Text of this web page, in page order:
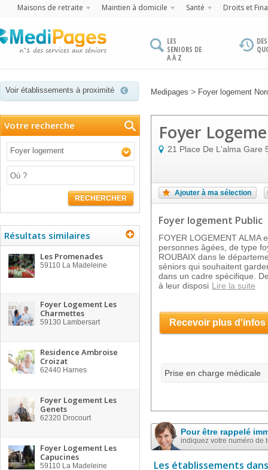
Maisons de retraite Maintien à domicile Santé Droits et
LES
SENIORS DE
A À Z
Voir établissements à proximité Medipages > Foyer logement
Votre recherche
Foyer logement
RECHERCHER
Résultats similaires
Les Promenades
59110 La Madeleine
Foyer Logement Les
Charmettes
59130 Lambersart
Residence Ambroise
Croizat
62440 Harnes
Foyer Logement Les
Genets
62320 Drocourt
Foyer Logement Les
Capucines
59110 La Madeleine
Foyer
21 Place De L'alma Gare
Ajouter à ma sélection
Foyer logement Public
FOYER LOGEMENT ALMA
personnes âgées, de type
ROUBAIX dans le
séniors qui souhaitent
dans un cadre spécifique.
à leur disposi Lire la suite
Recevoir plus d'infos
Prise en charge médicale
Pour être rappelé
indiquez votre numéro de
Les établissements